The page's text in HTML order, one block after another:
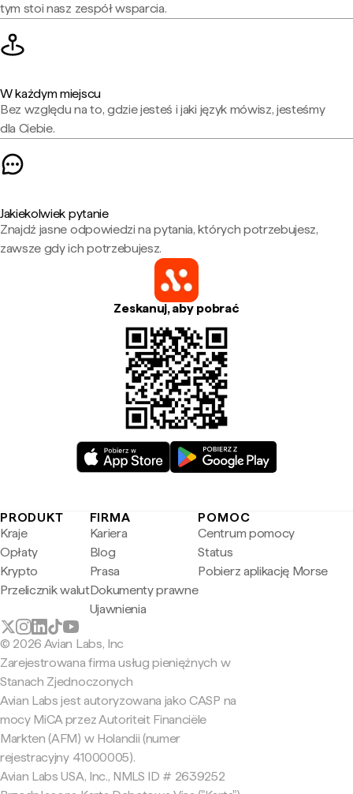
tym stoi nasz zespół wsparcia.
W każdym miejscu
Bez względu na to, gdzie jesteś i jaki język mówisz, jesteśmy
dla Ciebie.
Jakiekolwiek pytanie
Znajdź jasne odpowiedzi na pytania, których potrzebujesz,
zawsze gdy ich potrzebujesz.
Zeskanuj, aby pobrać
PRODUKT
Kraje
Opłaty
Krypto
Przelicznik walut
FIRMA
Kariera
Blog
Prasa
Dokumenty prawne
Ujawnienia
POMOC
Centrum pomocy
Status
Pobierz aplikację Morse
© 2026 Avian Labs, Inc
Zarejestrowana firma usług pieniężnych w
Stanach Zjednoczonych
Avian Labs jest autoryzowana jako CASP na
mocy MiCA przez Autoriteit Financiële
Markten (AFM) w Holandii (numer
rejestracyjny 41000005).
Avian Labs USA, Inc., NMLS ID # 2639252